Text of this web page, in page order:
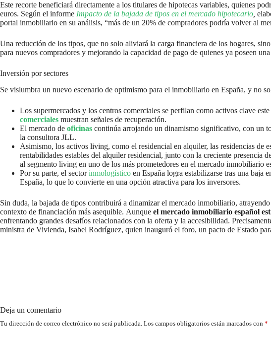
Este recorte beneficiará directamente a los titulares de hipotecas variables, quienes
euros. Según el informe Impacto de la bajada de tipos en el mercado hipotecario
portal inmobiliario en su análisis, “más de un 20% de compradores podría volver al
Una reducción de los tipos, que no solo aliviará la carga financiera de los hogares,
para nuevos compradores y mejorando la capacidad de pago de quienes ya poseen
Inversión por sectores
Se vislumbra un nuevo escenario de optimismo para el inmobiliario en España, y no
Los supermercados y los centros comerciales se perfilan como activos clave
comerciales muestran señales de recuperación.
El mercado de oficinas continúa arrojando un dinamismo significativo, con un
la consultora JLL.
Asimismo, los activos living, como el residencial en alquiler, las residencias de
rentabilidades estables del alquiler residencial, junto con la creciente presencia
al segmento living en uno de los más prometedores en el mercado inmobiliario
Por su parte, el sectorinmologístico en España logra estabilizarse tras una baja
España, lo que lo convierte en una opción atractiva para los inversores.
Sin duda, la bajada de tipos contribuirá a dinamizar el mercado inmobiliario,
contexto de financiación más asequible. Aunque el mercado inmobiliario español
enfrentando grandes desafíos relacionados con la oferta y la accesibilidad.
ministra de Vivienda, Isabel Rodríguez, quien inauguró el foro, un pacto de Estado
Deja un comentario
Tu dirección de correo electrónico no será publicada. Los campos obligatorios están marcados con *